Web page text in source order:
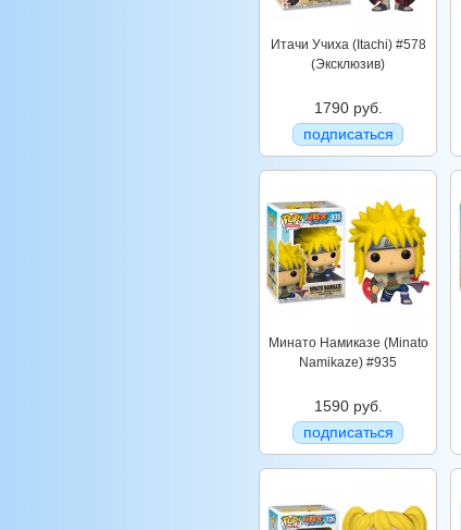
Итачи Учиха (Itachi) #578
(Эксклюзив)
1790 руб.
подписаться
Минато Намиказе (Minato
Namikaze) #935
1590 руб.
подписаться